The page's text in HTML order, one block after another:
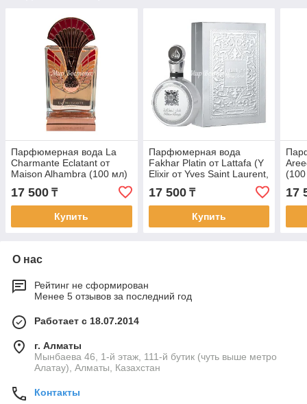
Парфюмерная вода La
Charmante Eclatant от
Maison Alhambra (100 мл)
17 500 ₸
Купить
Парфюмерная вода
Fakhar Platin от Lattafa (Y
Elixir от Yves Saint Laurent,
17 500₸
Купить
17
О нас
Рейтинг не сформирован
Менее 5 отзывов за последний год
Работает с 18.07.2014
г. Алматы
Мынбаева 46, 1-й этаж, 111-й бутик (чуть выше метро
Алатау), Алматы, Казахстан
Контакты